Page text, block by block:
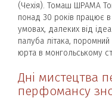
(Чехія). Томаш ШРАМА
понад 30 років працює в
умовах, далеких від
палуба літака,
юрта в монгольському
Дні мистецтва
перфомансу